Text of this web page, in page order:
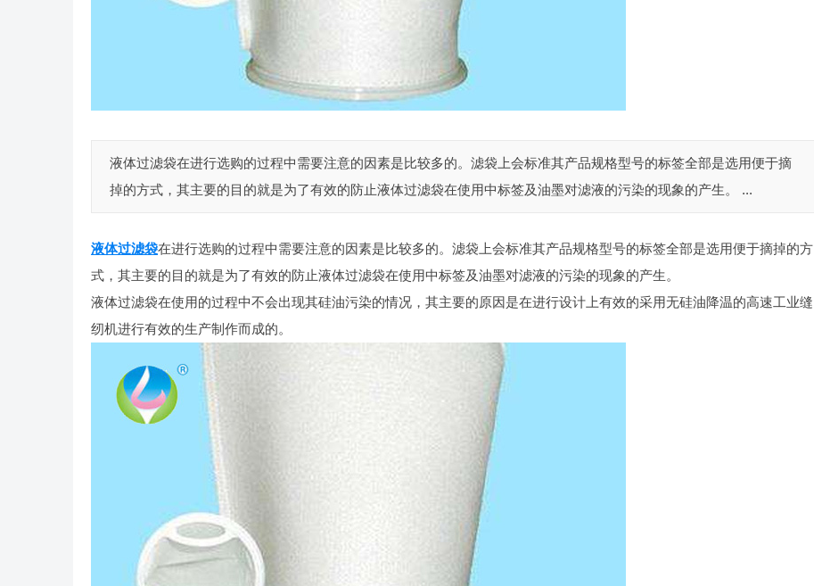
液体过滤袋在进行选购的过程中需要注意的因素是比较多的。滤袋上会标准其产品规格型号的标签全部是选用便于摘
掉的方式，其主要的目的就是为了有效的防止液体过滤袋在使用中标签及油墨对滤液的污染的现象的产生。 ...
液体过滤袋在进行选购的过程中需要注意的因素是比较多的。滤袋上会标准其产品规格型号的标签全部是选用便于摘掉的方
式，其主要的目的就是为了有效的防止液体过滤袋在使用中标签及油墨对滤液的污染的现象的产生。
液体过滤袋在使用的过程中不会出现其硅油污染的情况，其主要的原因是在进行设计上有效的采用无硅油降温的高速工业缝
纫机进行有效的生产制作而成的。